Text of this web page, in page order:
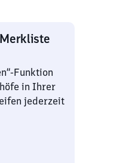
Funktion
in Ihrer
jederzeit